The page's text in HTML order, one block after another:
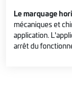
Le marquage
mécaniques et
application.
arrêt du